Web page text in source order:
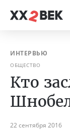
ИНТЕРВЬЮ
ОБЩЕСТВО
Кто
22 сентября 2016